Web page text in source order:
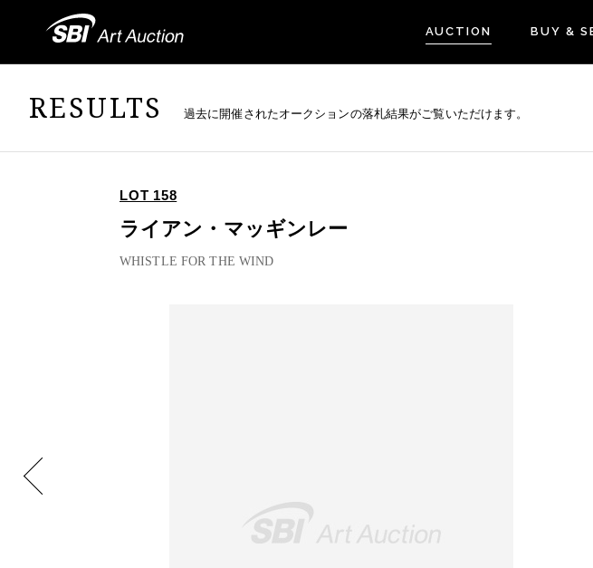
AUCTION BUY &
RESULTS 過去に開催されたオークションの落札結果がご覧いただけます。
LOT 158
ライアン・マッギンレー
WHISTLE FOR THE WIND